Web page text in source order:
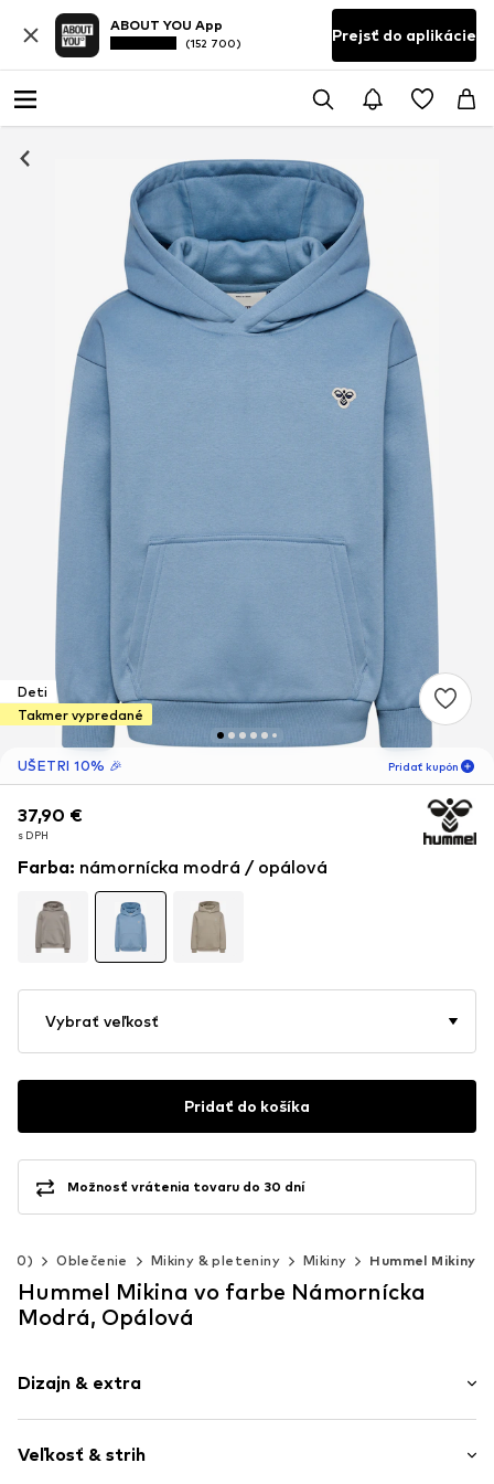
ABOUT YOU App
(152 700) Prejsť do aplikácie
Deti
Takmer vypredané
UŠETRI 10% 🎉 Pridať kupón
-10%
len pre nových
zákazníkov! 🎁
Len pre tvoju ďalšiu objednávku 🎉
Deti
37,90 €
s DPH
37,90 €
s DPH
Farba: námornícka modrá / opálová
Vybrať veľkosť
Pridať do košíka
Možnosť vrátenia tovaru do 30 dní
Oblečenie Mikiny & pleteniny Mikiny Hummel Mikiny
Hummel Mikina vo farbe Námornícka
Modrá, Opálová
Dizajn & extra
Teplákovina
Veľkosť & strih